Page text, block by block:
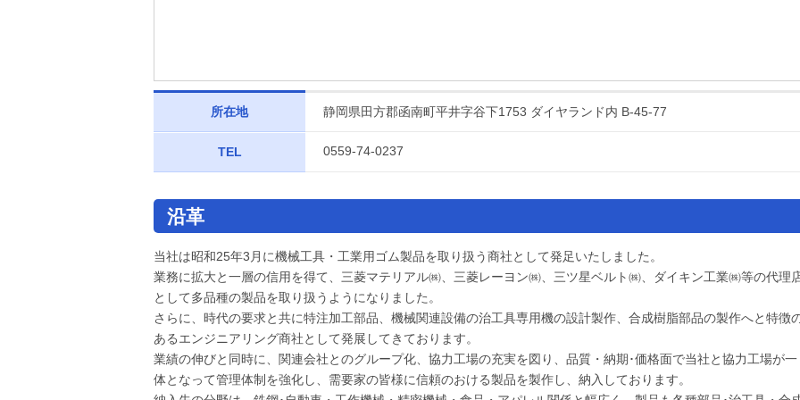
所在地 静岡県田方郡函南町平井字谷下1753 ダイヤランド内 B-45-77
TEL 0559-74-0237
沿革
当社は昭和25年3月に機械工具・工業用ゴム製品を取り扱う商社として発足いたしました。
業務に拡大と一層の信用を得て、三菱マテリアル㈱、三菱レーヨン㈱、三ツ星ベルト㈱、ダイキン工業㈱等の代理
として多品種の製品を取り扱うようになりました。
さらに、時代の要求と共に特注加工部品、機械関連設備の治工具専用機の設計製作、合成樹脂部品の製作へと特徴
あるエンジニアリング商社として発展してきております。
業績の伸びと同時に、関連会社とのグループ化、協力工場の充実を図り、品質・納期･価格面で当社と協力工場が一
体となって管理体制を強化し、需要家の皆様に信頼のおける製品を製作し、納入しております。